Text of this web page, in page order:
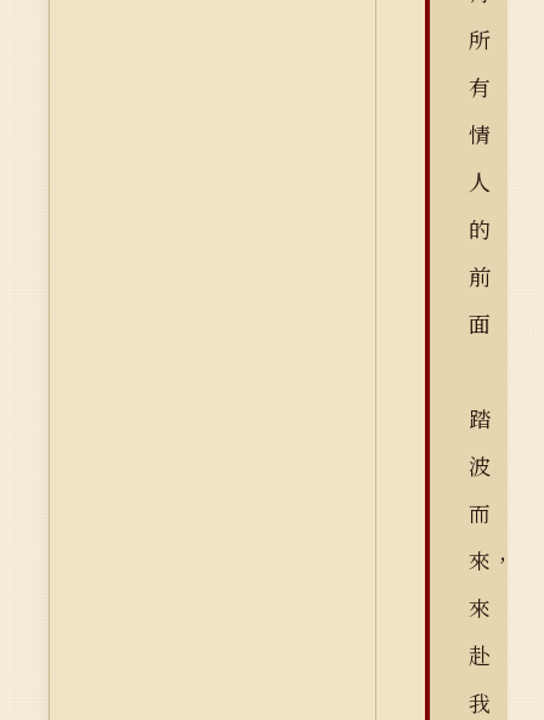
所
有
情
人
的
前
面
踏
波
而
來，
來
赴
我